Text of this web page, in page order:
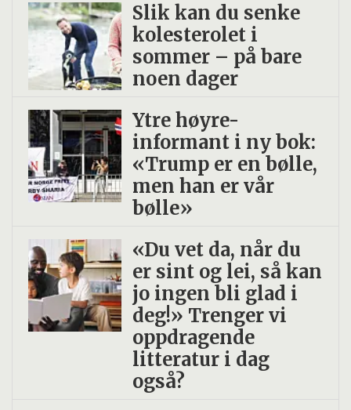
Slik kan du senke
kolesterolet i
sommer – på bare
noen dager
Ytre høyre-
informant i ny bok:
«Trump er en bølle,
men han er vår
bølle»
«Du vet da, når du
er sint og lei, så kan
jo ingen bli glad i
deg!» Trenger vi
oppdragende
litteratur i dag
også?